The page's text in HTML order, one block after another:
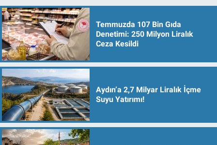
Temmuzda 107 Bin Gıda
Denetimi: 250 Milyon Liralık
Ceza Kesildi
Aydın’a 2,7 Milyar Liralık İçme
Suyu Yatırımı!